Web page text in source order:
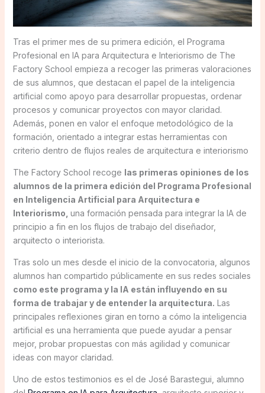
Tras el primer mes de su primera edición, el Programa
Profesional en IA para Arquitectura e Interiorismo de The
Factory School empieza a recoger las primeras valoraciones
de sus alumnos, que destacan el papel de la inteligencia
artificial como apoyo para desarrollar propuestas, ordenar
procesos y comunicar proyectos con mayor claridad.
Además, ponen en valor el enfoque metodológico de la
formación, orientado a integrar estas herramientas con
criterio dentro de flujos reales de arquitectura e interiorismo
The Factory School recoge las primeras opiniones de los
alumnos de la primera edición del Programa Profesional
en Inteligencia Artificial para Arquitectura e
Interiorismo, una formación pensada para integrar la IA de
principio a fin en los flujos de trabajo del diseñador,
arquitecto o interiorista.
Tras solo un mes desde el inicio de la convocatoria, algunos
alumnos han compartido públicamente en sus redes sociales
como este programa y la IA están influyendo en su
forma de trabajar y de entender la arquitectura. Las
principales reflexiones giran en torno a cómo la inteligencia
artificial es una herramienta que puede ayudar a pensar
mejor, probar propuestas con más agilidad y comunicar
ideas con mayor claridad.
Uno de estos testimonios es el de José Barastegui, alumno